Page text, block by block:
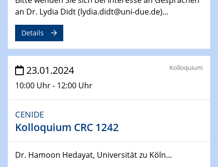
Jahrestreffen
01.03.2024
Podcast-Workshop
Online-Kick-Off
06.03.2024
Dynamics of sessile drops in channel flow
07.03.2024
Liquid Organic Hydrogen Carriers (LOHC)
an Dr. Lydia Didt (lydia.didt@uni-due.de)...
Details
23.01.2024
10:00 Uhr - 12:00 Uhr
Kolloquium
CENIDE
Kolloquium CRC 1242
Dr. Hamoon Hedayat, Universität zu Köln...